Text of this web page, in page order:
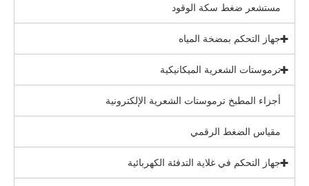
مستشعر ضغط سكة الوقود
جهاز التحكم بمضخة المياه
ترموستات الشعرية الميكانيكية
أجزاء المطبخ ترموستات الشعرية الإلكترونية
مقياس الضغط الرقمي
جهاز التحكم في غلاية التدفئة الكهربائية